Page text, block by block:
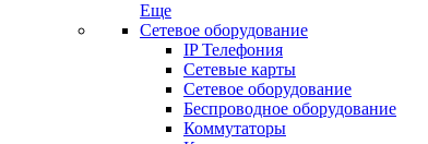
Еще
Сетевое оборудование
IP Телефония
Сетевые карты
Сетевое оборудование
Беспроводное оборудование
Коммутаторы